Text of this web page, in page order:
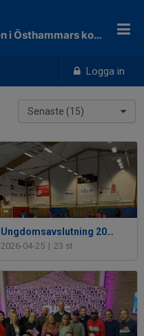
Logga in
Den ledande föreningen i Östhammars kommun!
Senaste (15)
Ungdomsavslutning 2026
2026-04-25 | 23 st